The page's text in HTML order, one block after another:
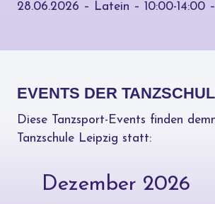
28.06.2026 – Latein – 10:00-14:00
EVENTS DER
Diese Tanzsport-Events finden
Tanzschule Leipzig statt:
Dezember 2026